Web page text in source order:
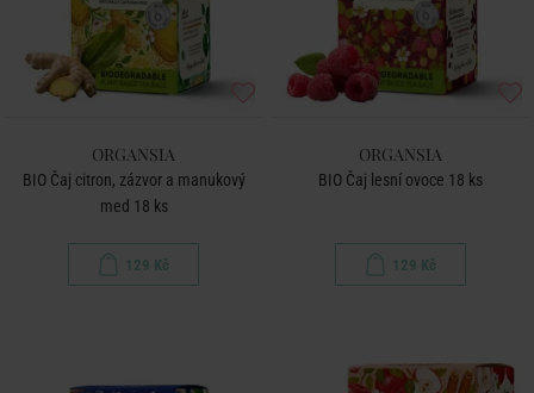
ORGANSIA
BIO Čaj citron, zázvor a manukový
med 18 ks
129 Kč
ORGANSIA
BIO Čaj lesní ovoce 18 ks
129 Kč